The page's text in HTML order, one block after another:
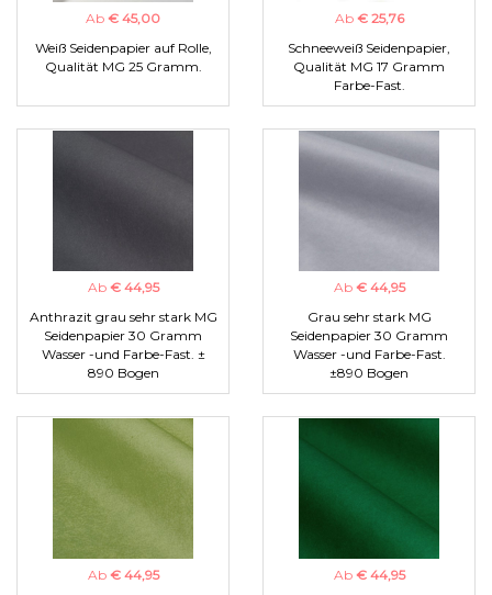
Ab € 45,00
Weiß Seidenpapier auf Rolle,
Qualität MG 25 Gramm.
Ab € 25,76
Schneeweiß Seidenpapier,
Qualität MG 17 Gramm
Farbe-Fast.
Ab € 44,95
Anthrazit grau sehr stark MG
Seidenpapier 30 Gramm
Wasser -und Farbe-Fast. ±
890 Bogen
Ab € 44,95
Grau sehr stark MG
Seidenpapier 30 Gramm
Wasser -und Farbe-Fast.
±890 Bogen
Ab € 44,95
Ab € 44,95